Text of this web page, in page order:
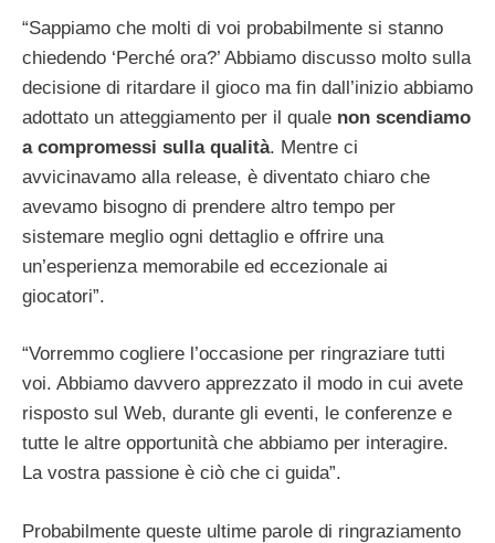
“Sappiamo che molti di voi probabilmente si stanno
chiedendo ‘Perché ora?’ Abbiamo discusso molto sulla
decisione di ritardare il gioco ma fin dall’inizio abbiamo
adottato un atteggiamento per il quale non scendiamo
a compromessi sulla qualità. Mentre ci
avvicinavamo alla release, è diventato chiaro che
avevamo bisogno di prendere altro tempo per
sistemare meglio ogni dettaglio e offrire una
un’esperienza memorabile ed eccezionale ai
giocatori”.
“Vorremmo cogliere l’occasione per ringraziare tutti
voi. Abbiamo davvero apprezzato il modo in cui avete
risposto sul Web, durante gli eventi, le conferenze e
tutte le altre opportunità che abbiamo per interagire.
La vostra passione è ciò che ci guida”.
Probabilmente queste ultime parole di ringraziamento